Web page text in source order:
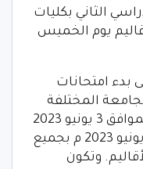
الثاني بكليات
يوم الخميس
امتحانات
المختلفة
بالقاهرة والأقاليم يوم السبت الموافق 3 يونيو 2023
م. وتنتهي الخميس الموافق 29 يونيو 2023 م بجميع
وتكون